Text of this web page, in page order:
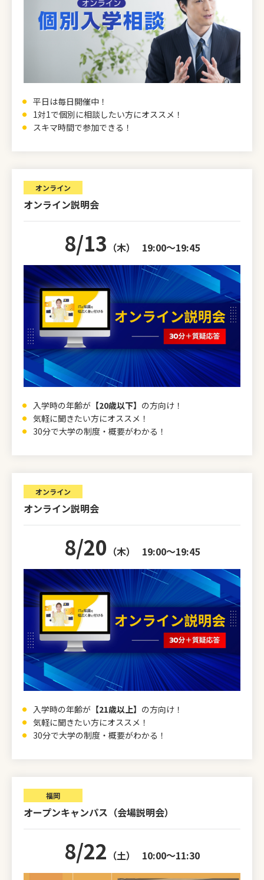
平日は毎日開催中！
1対1で個別に相談したい方にオススメ！
スキマ時間で参加できる！
オンライン
オンライン説明会
8/13 （木） 19:00～19:45
入学時の年齢が 【20歳以下】 の方向け！
気軽に聞きたい方にオススメ！
30分で大学の制度・概要がわかる！
オンライン
オンライン説明会
8/20 （木） 19:00～19:45
入学時の年齢が 【21歳以上】 の方向け！
気軽に聞きたい方にオススメ！
30分で大学の制度・概要がわかる！
福岡
オープンキャンパス（会場説明会）
8/22 （土） 10:00～11:30